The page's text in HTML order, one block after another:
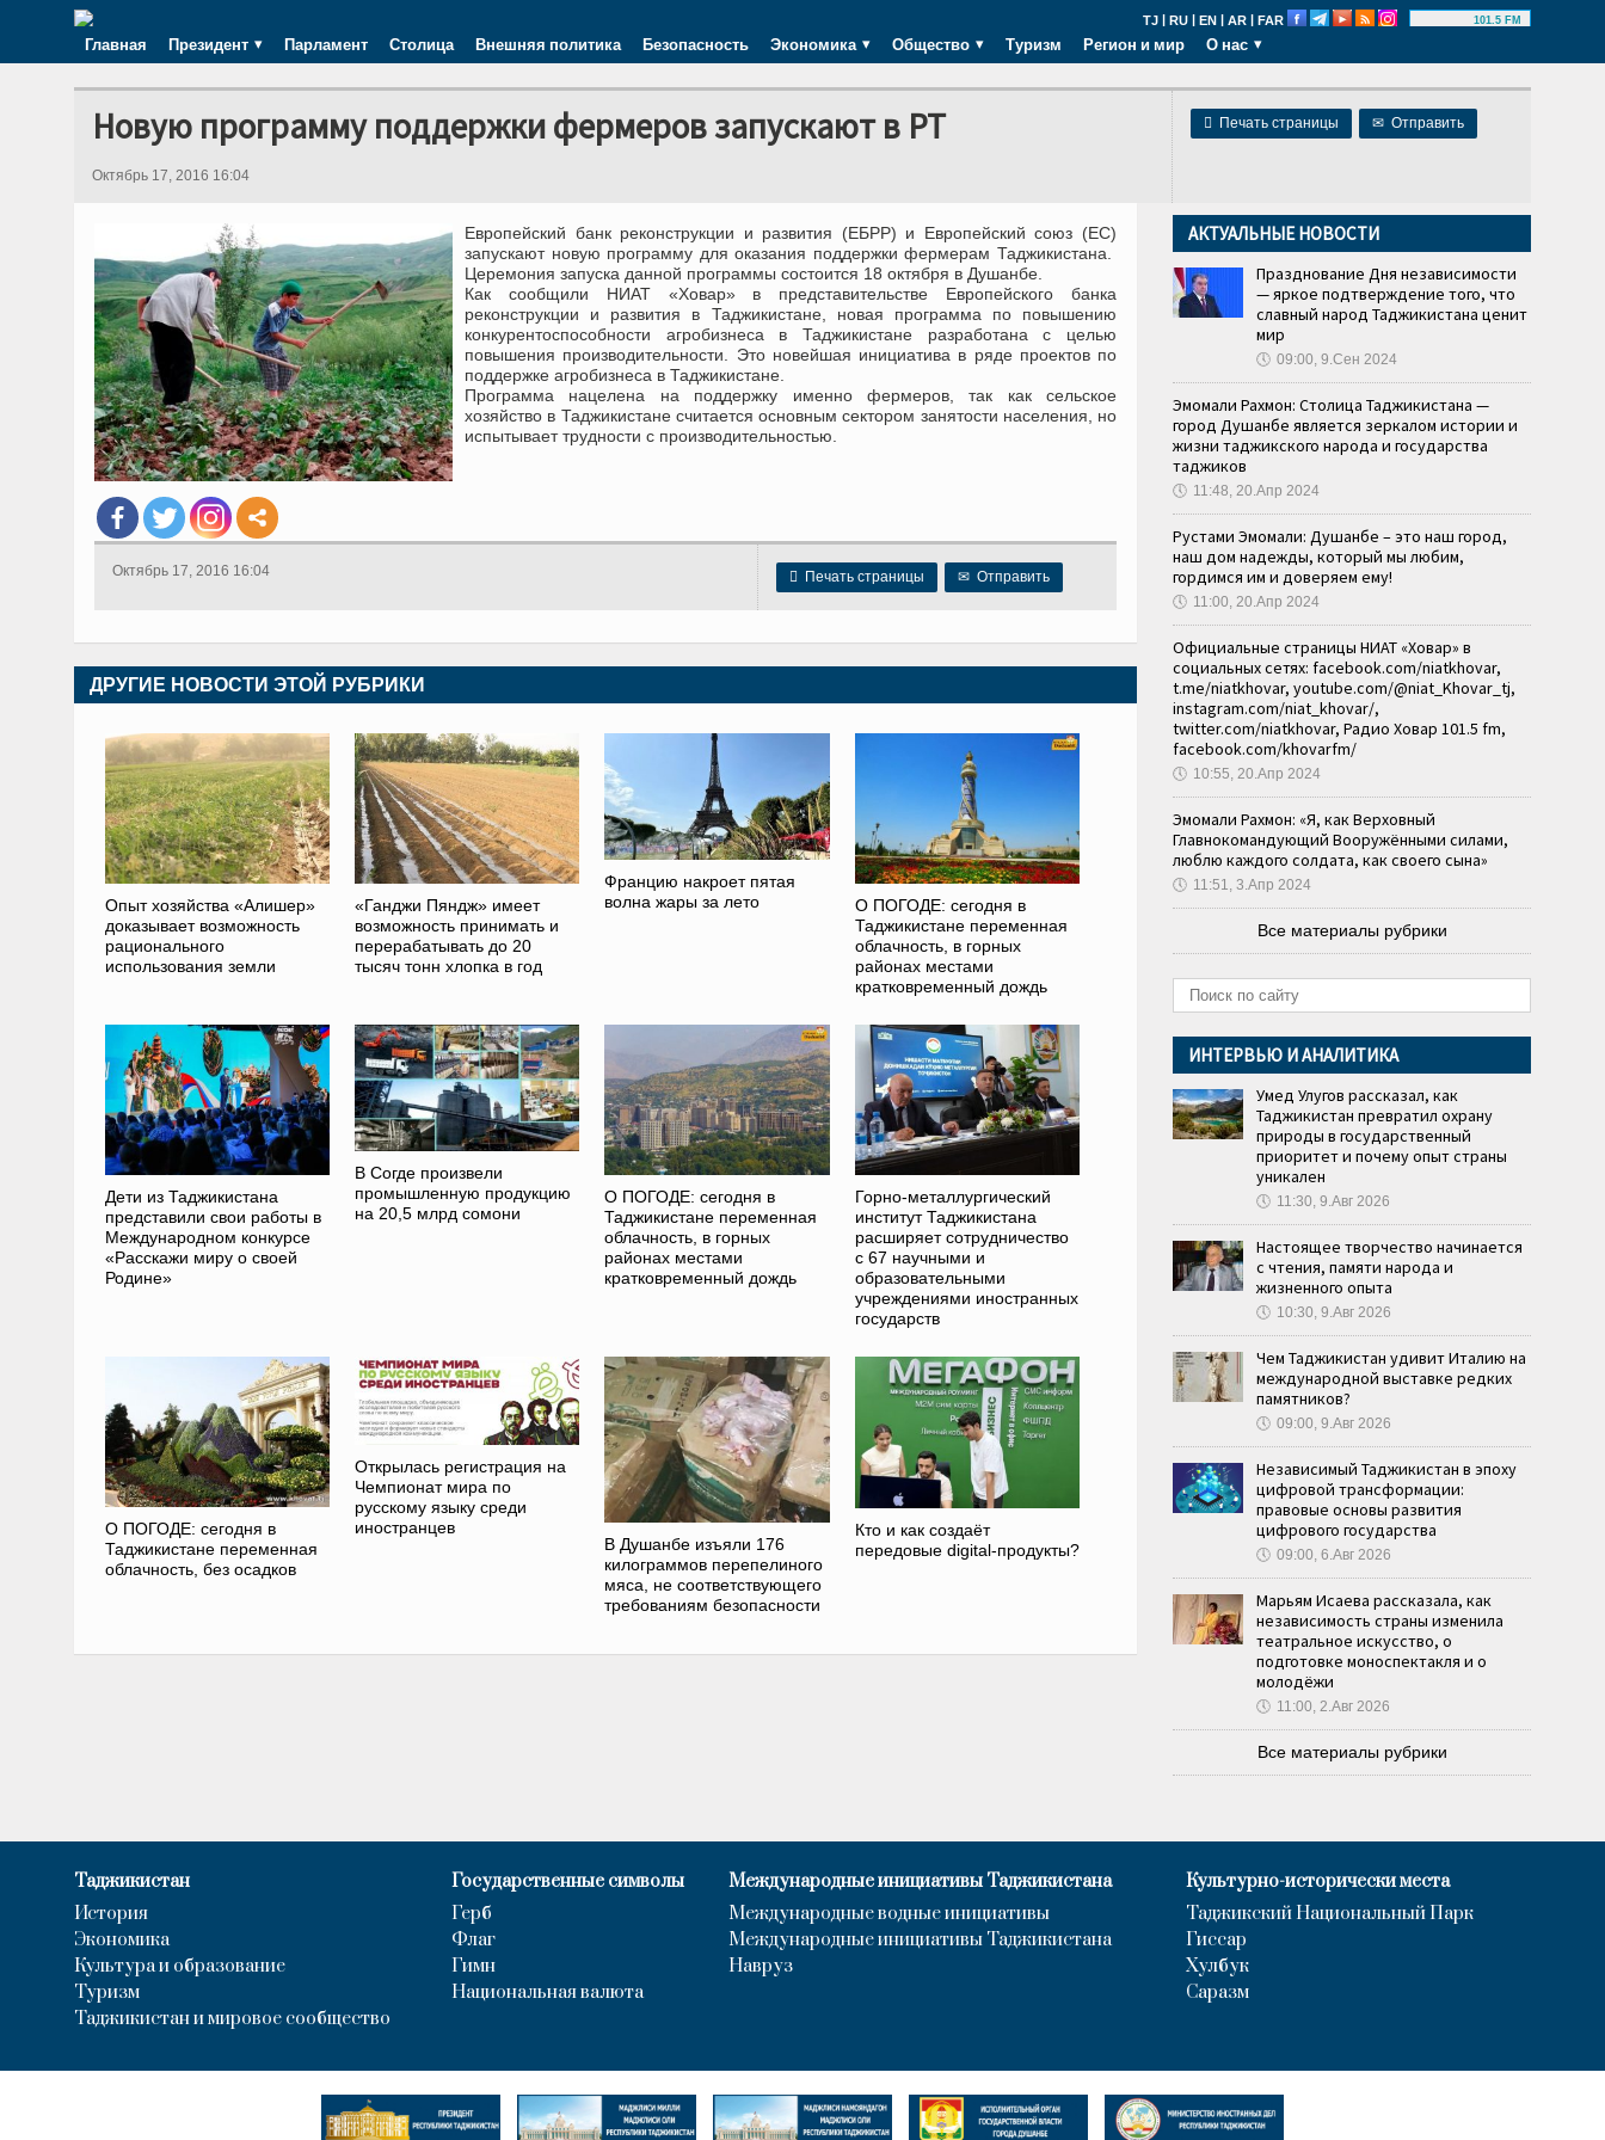
TJ | RU | EN | AR | FAR 101.5 FM
Главная Президент Парламент Столица Внешняя политика Безопасность Экономика Общество Туризм Регион и мир О нас
 Печать страницы ✉ Отправить
Новую программу поддержки фермеров запускают в РТ
Октябрь 17, 2016 16:04
Европейский банк реконструкции и развития (ЕБРР) и Европейский союз (ЕС)
запускают новую программу для оказания поддержки фермерам Таджикистана.
Церемония запуска данной программы состоится 18 октября в Душанбе.
Как сообщили НИАТ «Ховар» в представительстве Европейского банка
реконструкции и развития в Таджикистане, новая программа по повышению
конкурентоспособности агробизнеса в Таджикистане разработана с целью
повышения производительности. Это новейшая инициатива в ряде проектов по
поддержке агробизнеса в Таджикистане.
Программа нацелена на поддержку именно фермеров, так как сельское
хозяйство в Таджикистане считается основным сектором занятости населения, но
испытывает трудности с производительностью.
 Печать страницы ✉ Отправить
Октябрь 17, 2016 16:04
ДРУГИЕ НОВОСТИ ЭТОЙ РУБРИКИ
Опыт хозяйства «Алишер»
доказывает возможность
рационального
использования земли
«Ганджи Пяндж» имеет
возможность принимать и
перерабатывать до 20
тысяч тонн хлопка в год
Францию накроет пятая
волна жары за лето
О ПОГОДЕ: сегодня в
Таджикистане переменная
облачность, в горных
районах местами
кратковременный дождь
Дети из Таджикистана
представили свои работы в
Международном конкурсе
«Расскажи миру о своей
Родине»
В Согде произвели
промышленную продукцию
на 20,5 млрд сомони
О ПОГОДЕ: сегодня в
Таджикистане переменная
облачность, в горных
районах местами
кратковременный дождь
Горно-металлургический
институт Таджикистана
расширяет сотрудничество
с 67 научными и
образовательными
учреждениями иностранных
государств
О ПОГОДЕ: сегодня в
Таджикистане переменная
облачность, без осадков
Открылась регистрация на
Чемпионат мира по
русскому языку среди
иностранцев
В Душанбе изъяли 176
килограммов перепелиного
мяса, не соответствующего
требованиям безопасности
Кто и как создаёт
передовые digital-продукты?
АКТУАЛЬНЫЕ НОВОСТИ
Празднование Дня независимости
— яркое подтверждение того, что
славный народ Таджикистана ценит
мир
🕔 09:00, 9.Сен 2024
Эмомали Рахмон: Столица Таджикистана —
город Душанбе является зеркалом истории и
жизни таджикского народа и государства
таджиков
🕔 11:48, 20.Апр 2024
Рустами Эмомали: Душанбе – это наш город,
наш дом надежды, который мы любим,
гордимся им и доверяем ему!
🕔 11:00, 20.Апр 2024
Официальные страницы НИАТ «Ховар» в
социальных сетях: facebook.com/niatkhovar,
t.me/niatkhovar, youtube.com/@niat_Khovar_tj,
instagram.com/niat_khovar/,
twitter.com/niatkhovar, Радио Ховар 101.5 fm,
facebook.com/khovarfm/
🕔 10:55, 20.Апр 2024
Эмомали Рахмон: «Я, как Верховный
Главнокомандующий Вооружёнными силами,
люблю каждого солдата, как своего сына»
🕔 11:51, 3.Апр 2024
Все материалы рубрики
ИНТЕРВЬЮ И АНАЛИТИКА
Умед Улугов рассказал, как
Таджикистан превратил охрану
природы в государственный
приоритет и почему опыт страны
уникален
🕔 11:30, 9.Авг 2026
Настоящее творчество начинается
с чтения, памяти народа и
жизненного опыта
🕔 10:30, 9.Авг 2026
Чем Таджикистан удивит Италию на
международной выставке редких
памятников?
🕔 09:00, 9.Авг 2026
Независимый Таджикистан в эпоху
цифровой трансформации:
правовые основы развития
цифрового государства
🕔 09:00, 6.Авг 2026
Марьям Исаева рассказала, как
независимость страны изменила
театральное искусство, о
подготовке моноспектакля и о
молодёжи
🕔 11:00, 2.Авг 2026
Все материалы рубрики
Таджикистан
История
Экономика
Культура и образование
Туризм
Таджикистан и мировое сообщество
Государственные символы
Герб
Флаг
Гимн
Национальная валюта
Международные инициативы Таджикистана
Международные водные инициативы
Международные инициативы Таджикистана
Навруз
Культурно-исторически места
Таджикский Национальный Парк
Гиссар
Хулбук
Саразм